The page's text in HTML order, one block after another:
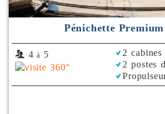
Pénichette
4 à 5
2 cabines
2 postes